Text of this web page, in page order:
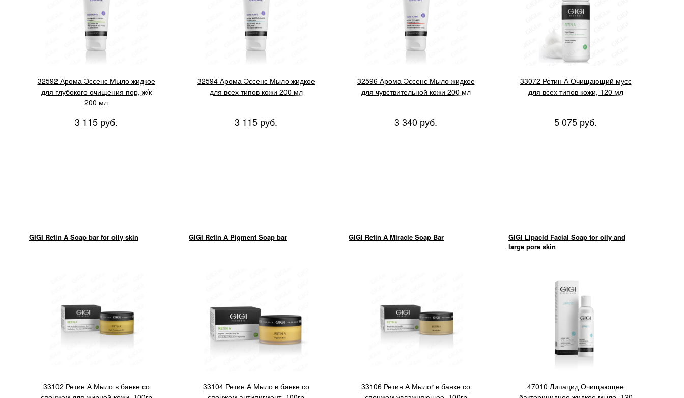
32592 Арома Эссенс Мыло жидкое
для глубокого очищения пор, ж/к
200 мл
3 115 руб.
32594 Арома Эссенс Мыло жидкое
для всех типов кожи 200 мл
3 115 руб.
32596 Арома Эссенс Мыло жидкое
для чувствительной кожи 200 мл
3 340 руб.
33072 Ретин А Очищающий мусс
для всех типов кожи, 120 мл
5 075 руб.
GIGI Retin A Soap bar for oily skin
33102 Ретин А Мыло в банке со
GIGI Retin A Pigment Soap bar
33104 Ретин А Мыло в банке со
GIGI Retin A Miracle Soap Bar
33106 Ретин А Мылоr в банке со
GIGI Lipacid Facial Soap for oily and
large pore skin
47010 Липацид Очищающее